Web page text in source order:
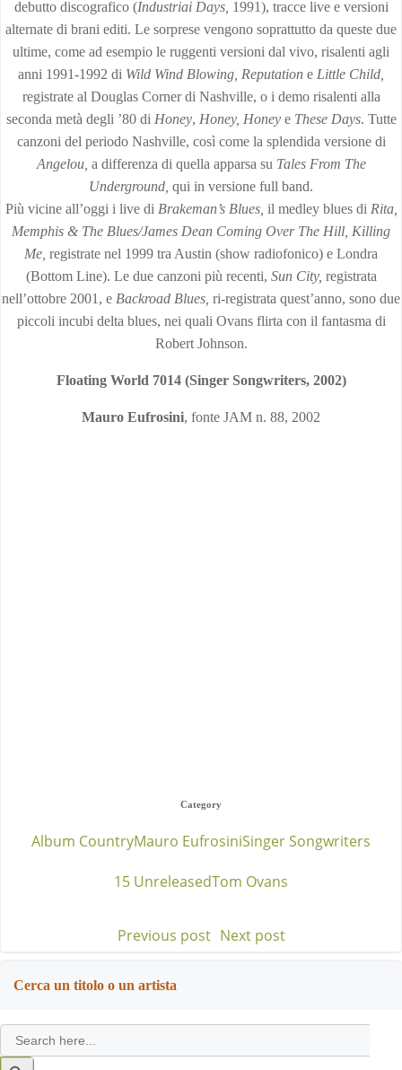
debutto discografico (Industriai Days, 1991), tracce live e versioni
alternate di brani editi. Le sorprese vengono soprattutto da queste due
ultime, come ad esempio le ruggenti versioni dal vivo, risalenti agli
anni 1991-1992 di Wild Wind Blowing, Reputation e Little Child,
registrate al Douglas Corner di Nashville, o i demo risalenti alla
seconda metà degli ’80 di Honey, Honey, Honey e These Days. Tutte
canzoni del periodo Nashville, così come la splendida versione di
Angelou, a differenza di quella apparsa su Tales From The
Underground, qui in versione full band.
Più vicine all’oggi i live di Brakeman’s Blues, il medley blues di Rita,
Memphis & The Blues/James Dean Coming Over The Hill, Killing
Me, registrate nel 1999 tra Austin (show radiofonico) e Londra
(Bottom Line). Le due canzoni più recenti, Sun City, registrata
nell’ottobre 2001, e Backroad Blues, ri-registrata quest’anno, sono due
piccoli incubi delta blues, nei quali Ovans flirta con il fantasma di
Robert Johnson.
Floating World 7014 (Singer Songwriters, 2002)
Mauro Eufrosini, fonte JAM n. 88, 2002
Category
Album CountryMauro EufrosiniSinger Songwriters
15 UnreleasedTom Ovans
Post
navigation
Previous post Post
Next post
Cerca un titolo o un artista
Search
for:
Search